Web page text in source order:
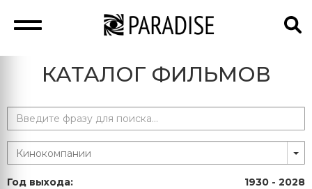
КАТАЛОГ ФИЛЬМОВ
Год выхода: 1930 - 2028